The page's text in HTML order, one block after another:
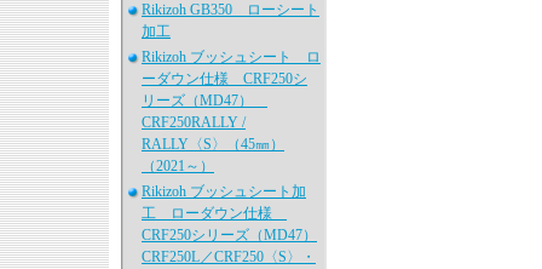
Rikizoh GB350 ローシート
加工
Rikizoh ブッシュシート ロ
ーダウン仕様 CRF250シ
リーズ（MD47）
CRF250RALLY /
RALLY〈S〉（45㎜）
（2021～）
Rikizoh ブッシュシート加
工 ローダウン仕様
CRF250シリーズ（MD47）
CRF250L／CRF250〈S〉・